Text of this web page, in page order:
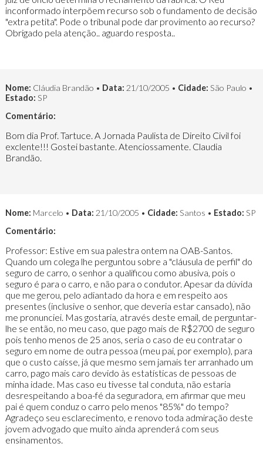
inconformado interpõem recurso sob o fundamento de decisão
"extra petita". Pode o tribunal pode dar provimento ao recurso?
Obrigado pela atenção.. aguardo resposta..
Nome: Cláudia Brandão • Data: 21/10/2005 • Cidade: São Paulo •
Estado: SP
Comentário:
Bom dia Prof. Tartuce. A Jornada Paulista de Direito Civil foi
exclente!!! Gostei bastante. Atenciossamente. Claudia
Brandão.
Nome: Marcelo • Data: 21/10/2005 • Cidade: Santos • Estado: SP
Comentário:
Professor: Estive em sua palestra ontem na OAB-Santos.
Quando um colega lhe perguntou sobre a "cláusula de perfil" do
seguro de carro, o senhor a qualificou como abusiva, pois o
seguro é para o carro, e não para o condutor. Apesar da dúvida
que me gerou, pelo adiantado da hora e em respeito aos
presentes (inclusive o senhor, que deveria estar cansado), não
me pronunciei. Mas gostaria, através deste email, de perguntar-
lhe se então, no meu caso, que pago mais de R$2700 de seguro
pois tenho menos de 25 anos, seria o caso de eu contratar o
seguro em nome de outra pessoa (meu pai, por exemplo), para
que o custo caísse, já que mesmo sem jamais ter arranhado um
carro, pago mais caro devido às estatísticas de pessoas de
minha idade. Mas caso eu tivesse tal conduta, não estaria
desrespeitando a boa-fé da seguradora, em afirmar que meu
pai é quem conduz o carro pelo menos "85%" do tempo?
Agradeço seu esclarecimento, e renovo toda admiração deste
jovem advogado que muito ainda aprenderá com seus
ensinamentos.